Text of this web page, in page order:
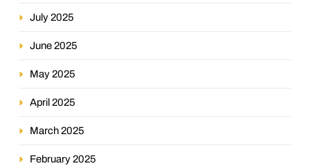
July 2025
June 2025
May 2025
April 2025
March 2025
February 2025